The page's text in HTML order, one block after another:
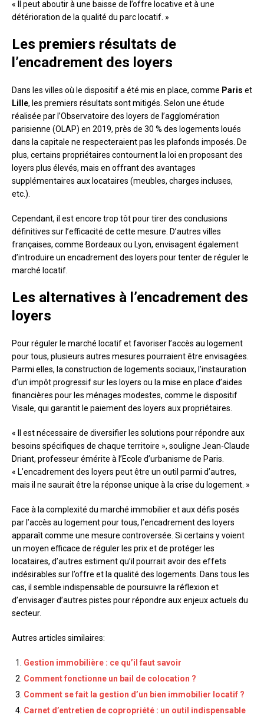
« Il peut aboutir à une baisse de l’offre locative et à une
détérioration de la qualité du parc locatif. »
Les premiers résultats de
l’encadrement des loyers
Dans les villes où le dispositif a été mis en place, comme Paris et
Lille, les premiers résultats sont mitigés. Selon une étude
réalisée par l’Observatoire des loyers de l’agglomération
parisienne (OLAP) en 2019, près de 30 % des logements loués
dans la capitale ne respecteraient pas les plafonds imposés. De
plus, certains propriétaires contournent la loi en proposant des
loyers plus élevés, mais en offrant des avantages
supplémentaires aux locataires (meubles, charges incluses,
etc.).
Cependant, il est encore trop tôt pour tirer des conclusions
définitives sur l’efficacité de cette mesure. D’autres villes
françaises, comme Bordeaux ou Lyon, envisagent également
d’introduire un encadrement des loyers pour tenter de réguler le
marché locatif.
Les alternatives à l’encadrement des
loyers
Pour réguler le marché locatif et favoriser l’accès au logement
pour tous, plusieurs autres mesures pourraient être envisagées.
Parmi elles, la construction de logements sociaux, l’instauration
d’un impôt progressif sur les loyers ou la mise en place d’aides
financières pour les ménages modestes, comme le dispositif
Visale, qui garantit le paiement des loyers aux propriétaires.
« Il est nécessaire de diversifier les solutions pour répondre aux
besoins spécifiques de chaque territoire », souligne Jean-Claude
Driant, professeur émérite à l’Ecole d’urbanisme de Paris.
« L’encadrement des loyers peut être un outil parmi d’autres,
mais il ne saurait être la réponse unique à la crise du logement. »
Face à la complexité du marché immobilier et aux défis posés
par l’accès au logement pour tous, l’encadrement des loyers
apparaît comme une mesure controversée. Si certains y voient
un moyen efficace de réguler les prix et de protéger les
locataires, d’autres estiment qu’il pourrait avoir des effets
indésirables sur l’offre et la qualité des logements. Dans tous les
cas, il semble indispensable de poursuivre la réflexion et
d’envisager d’autres pistes pour répondre aux enjeux actuels du
secteur.
Autres articles similaires:
Gestion immobilière : ce qu’il faut savoir
Comment fonctionne un bail de colocation ?
Comment se fait la gestion d’un bien immobilier locatif ?
Carnet d’entretien de copropriété : un outil indispensable